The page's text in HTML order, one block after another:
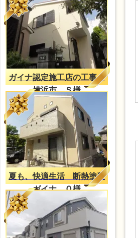
ガイナ認定施工店の工事
横浜市 Ｓ様
夏も、快適生活 断熱塗装
ガイナ Ｏ様